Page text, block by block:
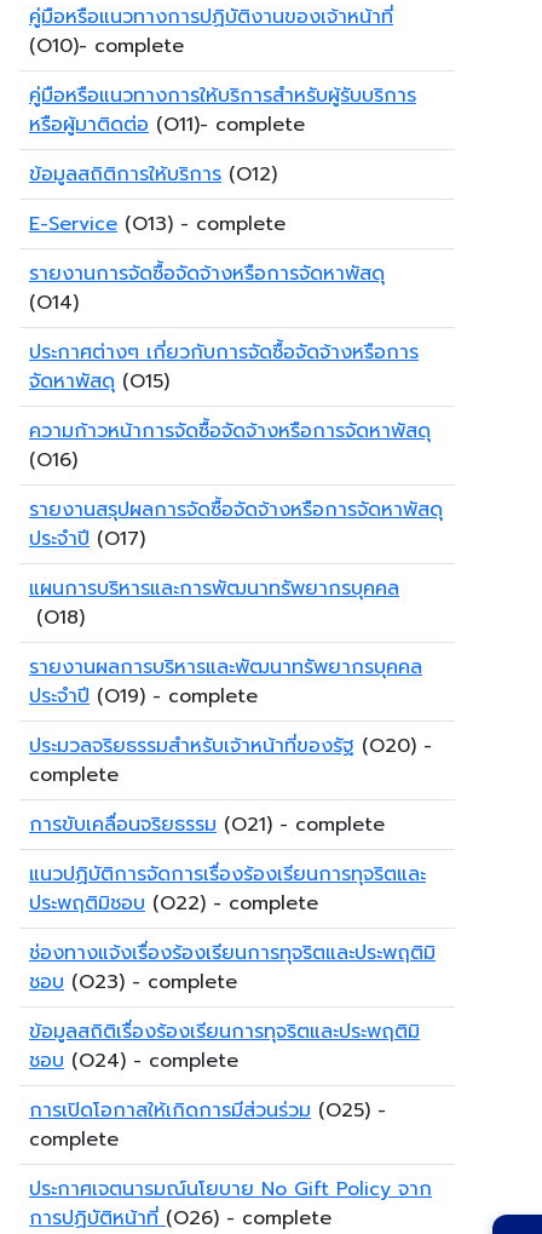
คู่มือหรือแนวทางการปฏิบัติงานของเจ้าหน้าที่
(O10)- complete
คู่มือหรือแนวทางการให้บริการสำหรับผู้รับบริการ
หรือผู้มาติดต่อ (O11)- complete
ข้อมูลสถิติการให้บริการ (O12)
E-Service (O13) - complete
รายงานการจัดซื้อจัดจ้างหรือการจัดหาพัสดุ
(O14)
ประกาศต่างๆ เกี่ยวกับการจัดซื้อจัดจ้างหรือการ
จัดหาพัสดุ (O15)
ความก้าวหน้าการจัดซื้อจัดจ้างหรือการจัดหาพัสดุ
(O16)
รายงานสรุปผลการจัดซื้อจัดจ้างหรือการจัดหาพัสดุ
ประจำปี (O17)
แผนการบริหารและการพัฒนาทรัพยากรบุคคล
(O18)
รายงานผลการบริหารและพัฒนาทรัพยากรบุคคล
ประจำปี (O19) - complete
ประมวลจริยธรรมสำหรับเจ้าหน้าที่ของรัฐ (O20) -
complete
การขับเคลื่อนจริยธรรม (O21) - complete
แนวปฏิบัติการจัดการเรื่องร้องเรียนการทุจริตและ
ประพฤติมิชอบ (O22) - complete
ช่องทางแจ้งเรื่องร้องเรียนการทุจริตและประพฤติมิ
ชอบ (O23) - complete
ข้อมูลสถิติเรื่องร้องเรียนการทุจริตและประพฤติมิ
ชอบ (O24) - complete
การเปิดโอกาสให้เกิดการมีส่วนร่วม (O25) -
complete
ประกาศเจตนารมณ์นโยบาย No Gift Policy จาก
การปฏิบัติหน้าที่ (O26) - complete